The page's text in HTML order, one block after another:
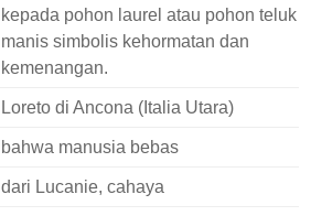
kepada pohon laurel atau pohon teluk
manis simbolis kehormatan dan
kemenangan.
Loreto di Ancona (Italia Utara)
bahwa manusia bebas
dari Lucanie, cahaya